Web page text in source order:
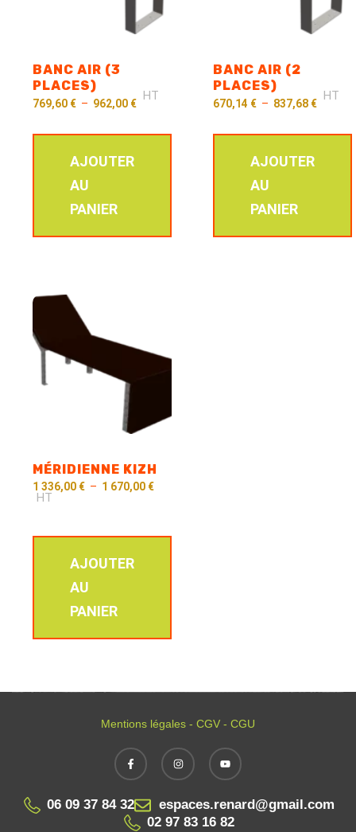
BANC AIR (3
PLACES)
769,60 € – 962,00 €
HT
AJOUTER
AU
PANIER
BANC AIR (2
PLACES)
670,14 € – 837,68 €
HT
AJOUTER
AU
PANIER
MÉRIDIENNE KIZH
1 336,00 € – 1 670,00 €
HT
AJOUTER
AU
PANIER
Mentions légales - CGV - CGU
06 09 37 84 32
espaces.renard@gmail.com
02 97 83 16 82